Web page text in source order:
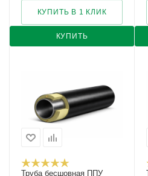
КУПИТЬ
КУПИТЬ В 1 КЛИК
Труба бесшовная ППУ